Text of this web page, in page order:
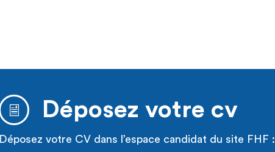
Déposez votre cv
Déposez votre CV dans l’espace candidat du site FHF :